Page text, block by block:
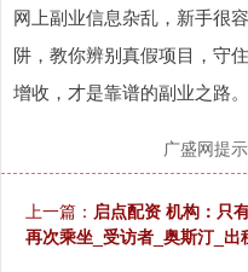
网上副业信息杂乱，新手很
阱，教你辨别真假项目，守
增收，才是靠谱的副业之路。
广盛网提
上一篇： 启点配资 机构：只
再次乘坐_受访者_奥斯汀_出